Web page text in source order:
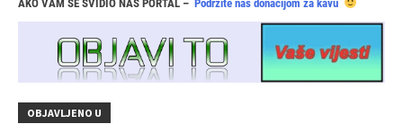
AKO VAM SE SVIDIO NAŠ PORTAL – Podržite nas donacijom za kavu
OBJAVLJENO U